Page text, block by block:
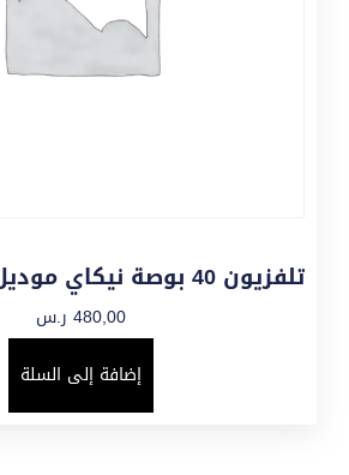
تلفزيون 40 بوصة نيكاي موديل TRO40SLED
480,00 ر.س
إضافة إلى السلة